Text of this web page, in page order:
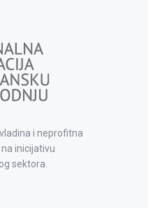
i neprofitna
inicijativu
sektora.